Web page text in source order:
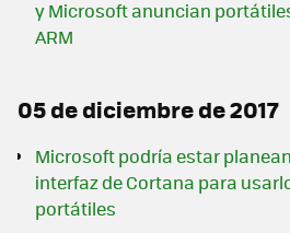
y Microsoft anuncian
ARM
05 de diciembre de 2017
Microsoft podría estar
interfaz de Cortana para
portátiles